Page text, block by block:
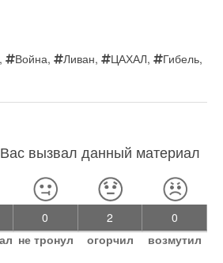
, Война, Ливан, ЦАХАЛ, Гибель,
Вас вызвал данный материал
0
не тронул
2
огорчил
0
возмутил